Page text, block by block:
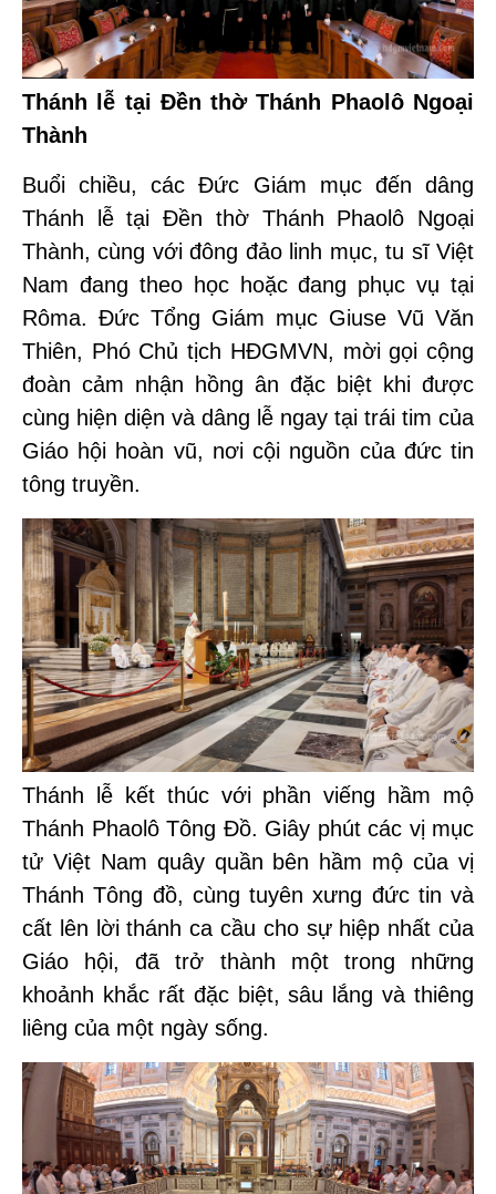
Thánh lễ tại Đền thờ Thánh Phaolô Ngoại
Thành
Buổi chiều, các Đức Giám mục đến dâng
Thánh lễ tại Đền thờ Thánh Phaolô Ngoại
Thành, cùng với đông đảo linh mục, tu sĩ Việt
Nam đang theo học hoặc đang phục vụ tại
Rôma. Đức Tổng Giám mục Giuse Vũ Văn
Thiên, Phó Chủ tịch HĐGMVN, mời gọi cộng
đoàn cảm nhận hồng ân đặc biệt khi được
cùng hiện diện và dâng lễ ngay tại trái tim của
Giáo hội hoàn vũ, nơi cội nguồn của đức tin
tông truyền.
Thánh lễ kết thúc với phần viếng hầm mộ
Thánh Phaolô Tông Đồ. Giây phút các vị mục
tử Việt Nam quây quần bên hầm mộ của vị
Thánh Tông đồ, cùng tuyên xưng đức tin và
cất lên lời thánh ca cầu cho sự hiệp nhất của
Giáo hội, đã trở thành một trong những
khoảnh khắc rất đặc biệt, sâu lắng và thiêng
liêng của một ngày sống.